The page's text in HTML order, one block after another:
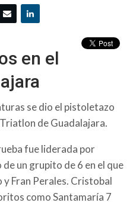
en el
se dio el pistoletazo
de Guadalajara.
fue liderada por
un grupito de 6 en el que
Fran Perales. Cristobal
como Santamaría 7